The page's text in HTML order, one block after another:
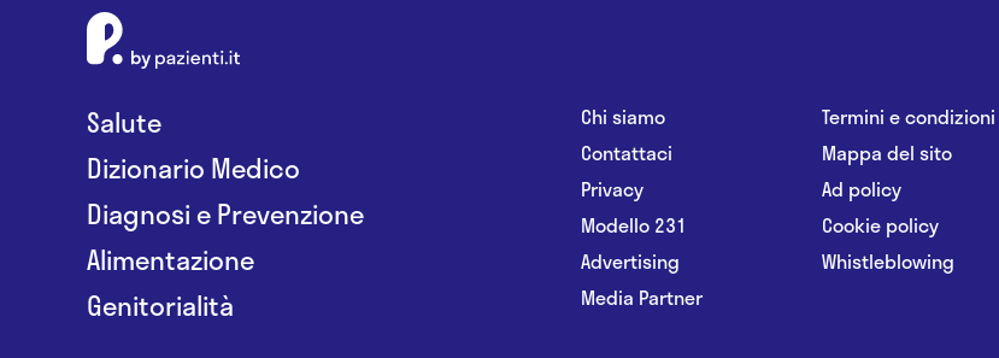
Salute
Dizionario Medico
Diagnosi e Prevenzione
Alimentazione
Genitorialità
Chi siamo
Contattaci
Privacy
Modello 231
Advertising
Media Partner
Termini e condizioni
Mappa del sito
Ad policy
Cookie policy
Whistleblowing